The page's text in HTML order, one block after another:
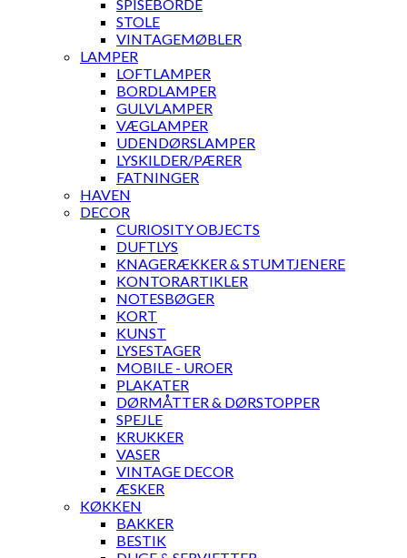
SPISEBORDE
STOLE
VINTAGEMØBLER
LAMPER
LOFTLAMPER
BORDLAMPER
GULVLAMPER
VÆGLAMPER
UDENDØRSLAMPER
LYSKILDER/PÆRER
FATNINGER
HAVEN
DECOR
CURIOSITY OBJECTS
DUFTLYS
KNAGERÆKKER & STUMTJENERE
KONTORARTIKLER
NOTESBØGER
KORT
KUNST
LYSESTAGER
MOBILE - UROER
PLAKATER
DØRMÅTTER & DØRSTOPPER
SPEJLE
KRUKKER
VASER
VINTAGE DECOR
ÆSKER
KØKKEN
BAKKER
BESTIK